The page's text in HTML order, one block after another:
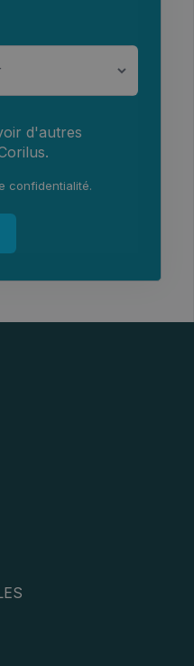
d'autres
confidentialité.